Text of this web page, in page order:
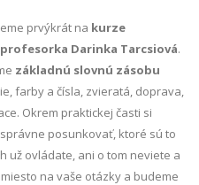
prvýkrát na kurze
profesorka Darinka Tarcsiová.
základnú slovnú zásobu
farby a čísla, zvieratá, doprava,
Okrem praktickej časti si
posunkovať, ktoré sú to
už ovládate, ani o tom neviete a
na vaše otázky a budeme